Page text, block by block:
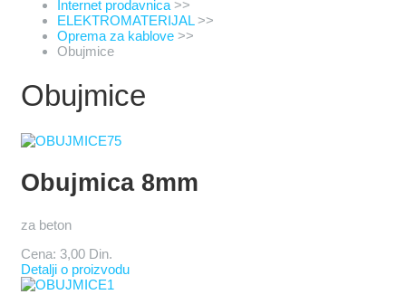
Internet prodavnica >>
ELEKTROMATERIJAL >>
Oprema za kablove >>
Obujmice
Obujmice
Obujmica 8mm
za beton
Cena: 3,00 Din.
Detalji o proizvodu